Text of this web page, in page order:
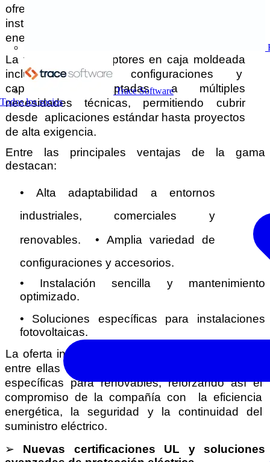
Trace Software
Todos los socios
ofrecer máxima seguridad y  continuidad en
instalaciones industriales, comerciales y de
energías renovables.
La familia de interruptores en caja moldeada
incluye distintas configuraciones y
capacidades adaptadas a múltiples
necesidades técnicas, permitiendo cubrir
desde  aplicaciones estándar hasta proyectos
de alta exigencia.
Entre las principales ventajas de la gama
destacan:
• Alta adaptabilidad a entornos
industriales, comerciales y
renovables. •
Amplia variedad de
configuraciones y accesorios.
•
Instalación sencilla y mantenimiento
optimizado.
•
Soluciones específicas para instalaciones
fotovoltaicas.
La oferta incluye diferentes familias de producto,
entre ellas HGM, UCB, HGP, HGE y  versiones
específicas para renovables, reforzando así el
compromiso de la compañía con  la eficiencia
energética, la seguridad y la continuidad del
suministro eléctrico.
➢
Nuevas certificaciones UL y soluciones